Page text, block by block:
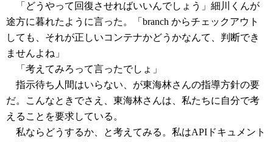
「どうやって回復させればいいんでしょう」細川くんが
途方に暮れたように言った。「branch からチェックアウト
しても、それが正しいコンテナかどうかなんて、判断でき
ませんよね」
「考えてみろって言ったでしょ」
指示待ち人間はいらない、が東海林さんの指導方針の要
だ。こんなときでさえ、東海林さんは、私たちに自分で考
えることを要求している。
私ならどうするか、と考えてみる。私はAPIドキュメント